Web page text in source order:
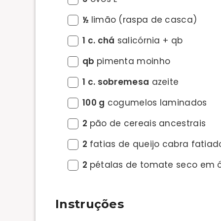
½ limão (raspa de casca)
1 c. chá salicórnia + qb
qb pimenta moinho
1 c. sobremesa azeite
100 g cogumelos laminados
2 pão de cereais ancestrais
2 fatias de queijo cabra
2 pétalas de tomate seco em
Instruções